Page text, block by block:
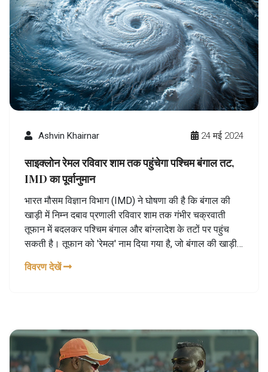
Ashvin Khairnar 24 मई 2024
साइक्लोन रेमल रविवार शाम तक पहुंचेगा पश्चिम बंगाल तट,
IMD का पूर्वानुमान
भारत मौसम विज्ञान विभाग (IMD) ने घोषणा की है कि बंगाल की
खाड़ी में निम्न दबाव प्रणाली रविवार शाम तक गंभीर चक्रवाती
तूफान में बदलकर पश्चिम बंगाल और बांग्लादेश के तटों पर पहुंच
सकती है। तूफान को 'रेमल' नाम दिया गया है, जो बंगाल की खाड़ी
मछुआरों को 27 मई तक समुद्र में न जाने की चेतावनी दी है।
विवरण देखें